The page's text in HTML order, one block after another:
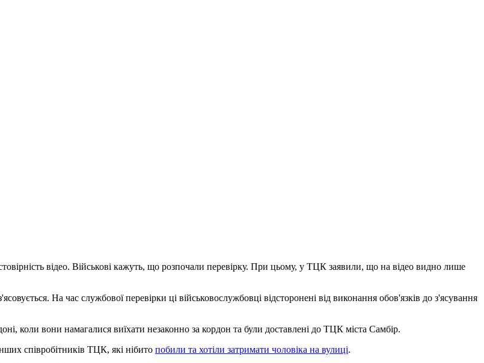
відео. Військові кажуть, що розпочали перевірку. При цьому, у ТЦК заявили, що на відео видно лише
На час службової перевірки ці військовослужбовці відсторонені від виконання обов'язків до з'ясування
коли вони намагалися виїхати незаконно за кордон та були доставлені до ТЦК міста Самбір.
співробітників ТЦК, які нібито побили та хотіли затримати чоловіка на вулиці.